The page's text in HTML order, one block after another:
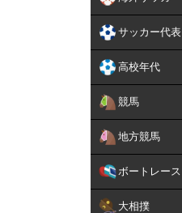
サッカー代表
高校年代
競馬
地方競馬
ボートレース
大相撲